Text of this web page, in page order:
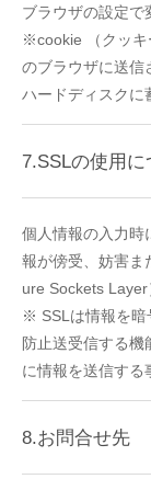
ブラウザの設定で
※cookie （クッキ
のブラウザに送信
ハードディスクに
7.SSLの使用に
個人情報の入力時
報が傍受、妨害ま
ure Sockets Layer
※ SSLは情報を暗
防止送受信する機
に情報を送信する
8.お問合せ先